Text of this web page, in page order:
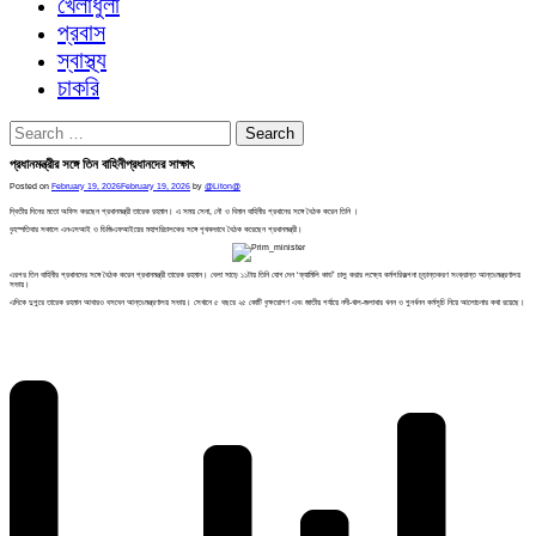
প্রবাস
স্বাস্থ্য
চাকরি
Search
for:
প্রধানমন্ত্রীর সঙ্গে তিন বাহিনীপ্রধানদের সাক্ষাৎ
Posted on February 19, 2026February 19, 2026 by @Liton@
দ্বিতীয় দিনের মতো অফিস করছেন প্রধানমন্ত্রী তারেক রহমান। এ সময় সেনা, নৌ ও বিমান বাহিনীর প্রধানের সঙ্গে বৈঠক করেন তিনি ।
বৃহস্পতিবার সকালে এনএসআই ও ডিজিএফআইয়ের মহাপরিচালকের সঙ্গে পৃথকভাবে বৈঠক করেছেন প্রধানমন্ত্রী।
এরপর তিন বাহিনীর প্রধানদের সঙ্গে বৈঠক করেন প্রধানমন্ত্রী তারেক রহমান। বেলা সাড়ে ১১টায় তিনি যোগ দেন ‘ফ্যামিলি কার্ড’ চালু করার লক্ষ্যে কর্মপরিকল্পনা চূড়ান্তকরণ সংক্রান্ত আন্তঃমন্ত্রণালয়
সভায়।
এদিকে দুপুরে তারেক রহমান আবারও বসবেন আন্তঃমন্ত্রণালয় সভায়। সেখানে ৫ বছরে ২৫ কোটি বৃক্ষরোপণ এবং জাতীয় পর্যায়ে নদী-খাল-জলাধার খনন ও পুনর্খনন কর্মসূচি নিয়ে আলোচনার কথা রয়েছে।